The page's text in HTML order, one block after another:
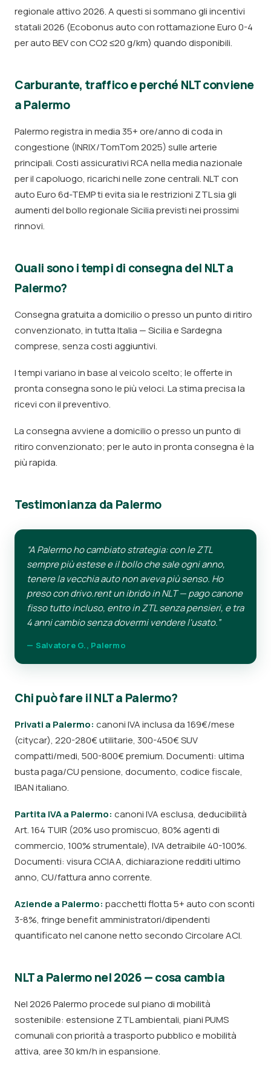
regionale attivo 2026. A questi si sommano gli incentivi
statali 2026 (Ecobonus auto con rottamazione Euro 0-4
per auto BEV con CO2 ≤20 g/km) quando disponibili.
Carburante, traffico e perché NLT conviene
a Palermo
Palermo registra in media 35+ ore/anno di coda in
congestione (INRIX/TomTom 2025) sulle arterie
principali. Costi assicurativi RCA nella media nazionale
per il capoluogo, ricarichi nelle zone centrali. NLT con
auto Euro 6d-TEMP ti evita sia le restrizioni ZTL sia gli
aumenti del bollo regionale Sicilia previsti nei prossimi
rinnovi.
Quali sono i tempi di consegna del NLT a
Palermo?
Consegna gratuita a domicilio o presso un punto di ritiro
convenzionato, in tutta Italia — Sicilia e Sardegna
comprese, senza costi aggiuntivi.
I tempi variano in base al veicolo scelto; le offerte in
pronta consegna sono le più veloci. La stima precisa la
ricevi con il preventivo.
La consegna avviene a domicilio o presso un punto di
ritiro convenzionato; per le auto in pronta consegna è la
più rapida.
Testimonianza da Palermo
“A Palermo ho cambiato strategia: con le ZTL
sempre più estese e il bollo che sale ogni anno,
tenere la vecchia auto non aveva più senso. Ho
preso con drivo.rent un ibrido in NLT — pago canone
fisso tutto incluso, entro in ZTL senza pensieri, e tra
4 anni cambio senza dovermi vendere l'usato.”
— Salvatore G., Palermo
Chi può fare il NLT a Palermo?
Privati a Palermo: canoni IVA inclusa da 169€/mese
(citycar), 220-280€ utilitarie, 300-450€ SUV
compatti/medi, 500-800€ premium. Documenti: ultima
busta paga/CU pensione, documento, codice fiscale,
IBAN italiano.
Partita IVA a Palermo: canoni IVA esclusa, deducibilità
Art. 164 TUIR (20% uso promiscuo, 80% agenti di
commercio, 100% strumentale), IVA detraibile 40-100%.
Documenti: visura CCIAA, dichiarazione redditi ultimo
anno, CU/fattura anno corrente.
Aziende a Palermo: pacchetti flotta 5+ auto con sconti
3-8%, fringe benefit amministratori/dipendenti
quantificato nel canone netto secondo Circolare ACI.
NLT a Palermo nel 2026 — cosa cambia
Nel 2026 Palermo procede sul piano di mobilità
sostenibile: estensione ZTL ambientali, piani PUMS
comunali con priorità a trasporto pubblico e mobilità
attiva, aree 30 km/h in espansione.